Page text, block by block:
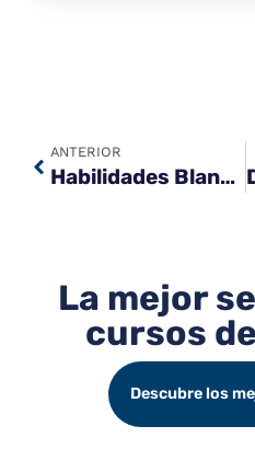
ANTERIOR
Habilidades Blandas Imprescindibles que Adquirirás en Nuestros Cursos
La mejor
cursos
Descubre los